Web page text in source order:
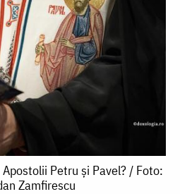
Petru și Pavel? / Foto:
Zamfirescu